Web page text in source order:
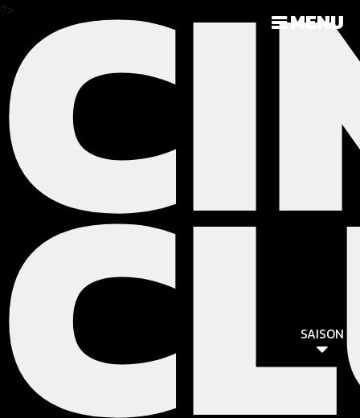
MENU
SAISON
?>